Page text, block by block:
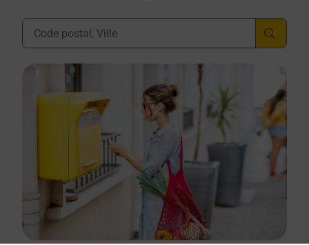
Ville, Département, Code Postal